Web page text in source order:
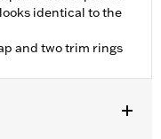
identical to the
and two trim rings